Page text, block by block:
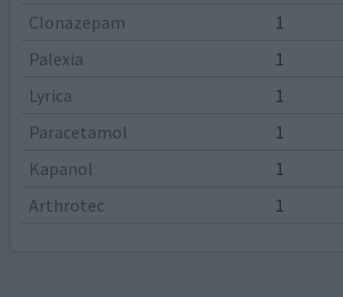
Clonazepam
1
Palexia
1
Lyrica
1
Paracetamol
1
Kapanol
1
Arthrotec
1